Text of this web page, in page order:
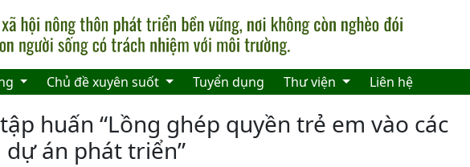
Chủ đề xuyên suốt Tuyển dụng Thư viện Liên hệ
huấn “Lồng ghép quyền trẻ em vào các
án phát triển”